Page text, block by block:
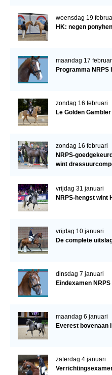
woensdag 19
HK: negen
maandag 17
Programma NRPS
zondag 16 februari
Le Golden
zondag 16 februari
NRPS-
wint
vrijdag 31 januari
NRPS-hengst wint
vrijdag 10 januari
De complete
dinsdag 7 januari
Eindexamen
maandag 6 januari
Everest bovenaan
zaterdag 4 januari